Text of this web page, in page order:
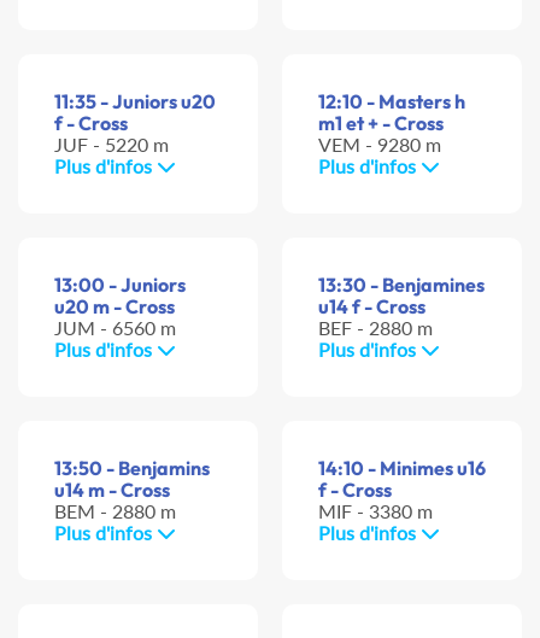
11:35 - Juniors u20
f - Cross
JUF - 5220 m
Plus d'infos
12:10 - Masters h
m1 et + - Cross
VEM - 9280 m
Plus d'infos
13:00 - Juniors
u20 m - Cross
JUM - 6560 m
Plus d'infos
13:30 - Benjamines
u14 f - Cross
BEF - 2880 m
Plus d'infos
13:50 - Benjamins
u14 m - Cross
BEM - 2880 m
Plus d'infos
14:10 - Minimes u16
f - Cross
MIF - 3380 m
Plus d'infos